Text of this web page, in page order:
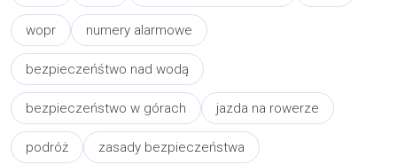
wopr numery alarmowe
bezpieczeńśtwo nad wodą
bezpieczeństwo w górach jazda na rowerze
podróż zasady bezpieczeństwa